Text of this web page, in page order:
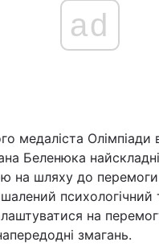
Війна
Політика
Світ
Наука
ad
медаліста Олімпіади
Беленюка
на шляху до перемоги
на
змагань.